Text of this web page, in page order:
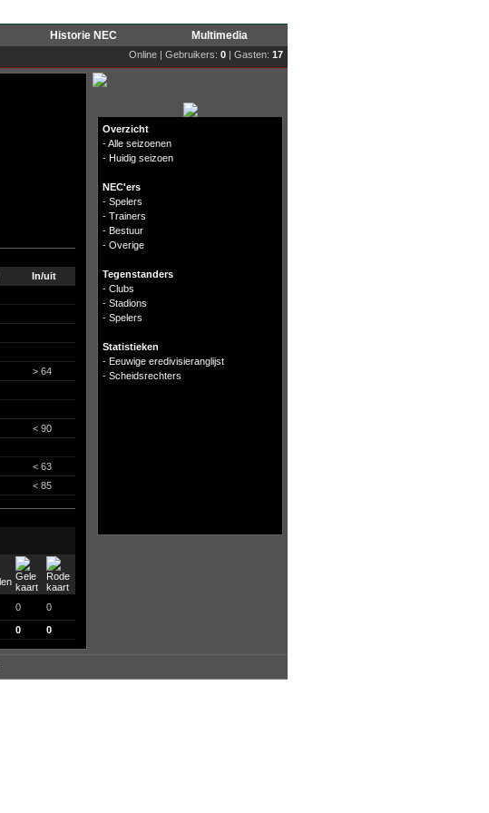
Historie NEC Multimedia
Online | Gebruikers: 0 | Gasten: 17
In/uit
> 64
< 90
< 63
< 85
0 0
0 0
Overzicht
-Alle seizoenen
- Huidig seizoen
NEC'ers
- Spelers
- Trainers
- Bestuur
- Overige
Tegenstanders
- Clubs
- Stadions
- Spelers
Statistieken
- Eeuwige eredivisieranglijst
- Scheidsrechters